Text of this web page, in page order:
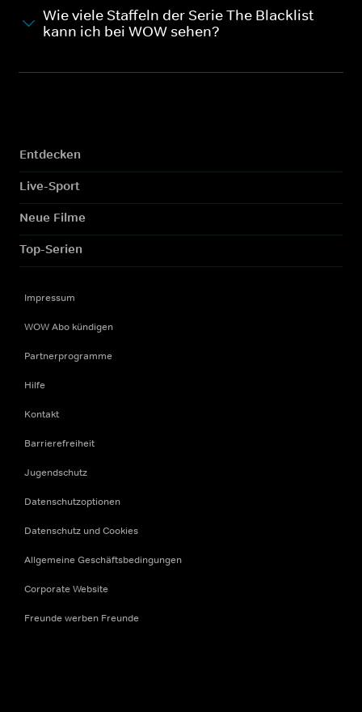
Wie viele Staffeln der Serie The Blacklist
kann ich bei WOW sehen?
Entdecken
Live-Sport
Neue Filme
Top-Serien
Impressum
WOW Abo kündigen
Partnerprogramme
Hilfe
Kontakt
Barrierefreiheit
Jugendschutz
Datenschutzoptionen
Datenschutz und Cookies
Allgemeine Geschäftsbedingungen
Corporate Website
Freunde werben Freunde